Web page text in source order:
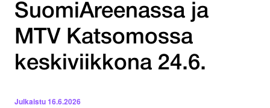
SuomiAreenassa ja
MTV Katsomossa
keskiviikkona 24.6.
Julkaistu16.6.2026